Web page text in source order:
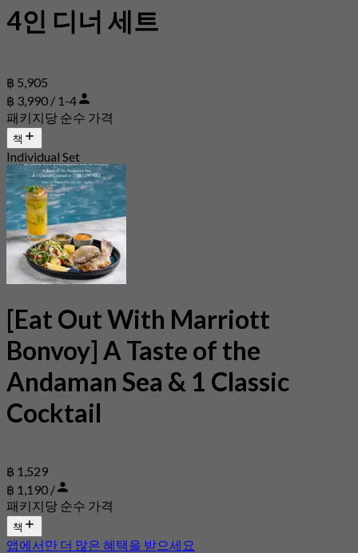
4인 디너 세트
฿ 5,905
฿ 3,990 / 1-4
패키지당 순수 가격
책
Individual Set
[Eat Out With Marriott
Bonvoy] A Taste of the
Andaman Sea & 1 Classic
Cocktail
฿ 1,529
฿ 1,190 /
패키지당 순수 가격
책
앱에서만 더 많은 혜택을 받으세요